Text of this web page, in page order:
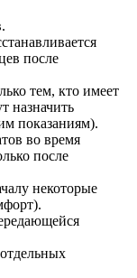
после
тем, кто имеет
назначить
показаниям).
во время
после
некоторые